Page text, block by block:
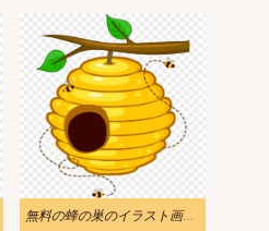
無料の蜂の巣のイラスト画像 3